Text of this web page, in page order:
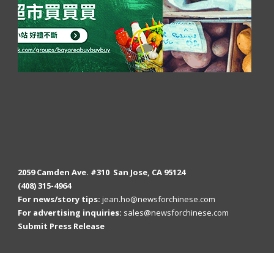
2059 Camden Ave. #310 San Jose, CA 95124
(408) 315-4964
For news/story tips: jean.ho@newsforchinese.com
For advertising inquiries: sales@newsforchinese.com
Submit Press Release